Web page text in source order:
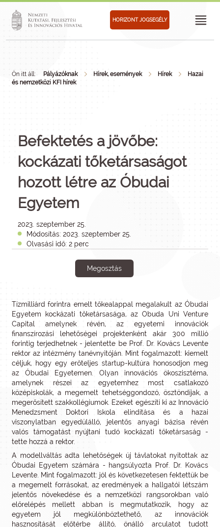
HORIZONT JOGSEGÉLY
Ön itt áll: Pályázóknak Hírek, események Hírek
Hazai
és nemzetközi KFI hírek
Befektetés a jövőbe:
kockázati tőketársaságot
hozott létre az Óbudai
Egyetem
2023. szeptember 25.
Módosítás: 2023. szeptember 25.
Olvasási idő: 2 perc
Megosztás
Tízmilliárd forintra emelt tőkealappal megalakult az Óbudai
Egyetem kockázati tőketársasága, az Obuda Uni Venture
Capital amelynek révén, az egyetemi innovációk
finanszírozási lehetőségei projektenként akár 300 millió
forintig terjedhetnek - jelentette be Prof. Dr. Kovács Levente
rektor az intézmény tanévnyitóján. Mint fogalmazott: kiemelt
céljuk, hogy egy erőteljes startup-kultúra honosodjon meg
az Óbudai Egyetemen. Olyan innovációs ökoszisztéma,
amelynek részei az egyetemhez most csatlakozó
középiskolák, a megemelt tehetséggondozó, ösztöndíjak, a
megerősített szakkollégiumok. Ezeket egészíti ki az Innováció
Menedzsment Doktori Iskola elindítása és a hazai
viszonylatban egyedülálló, jelentős anyagi bázisa révén
valós támogatást nyújtani tudó kockázati tőketársaság -
tette hozzá a rektor.
A modellváltás adta lehetőségek új távlatokat nyitottak az
Óbudai Egyetem számára - hangsúlyozta Prof. Dr. Kovács
Levente. Mint fogalmazott: jól és következetesen fektettük be
a megemelt forrásokat, az eredmények a hallgatói létszám
jelentős növekedése és a nemzetközi rangsorokban való
előrelépés mellett abban is megmutatkozik, hogy az
egyetem jól megkülönböztethető, az innovációk
hasznosítását előtérbe állító, önálló arculatot tudott